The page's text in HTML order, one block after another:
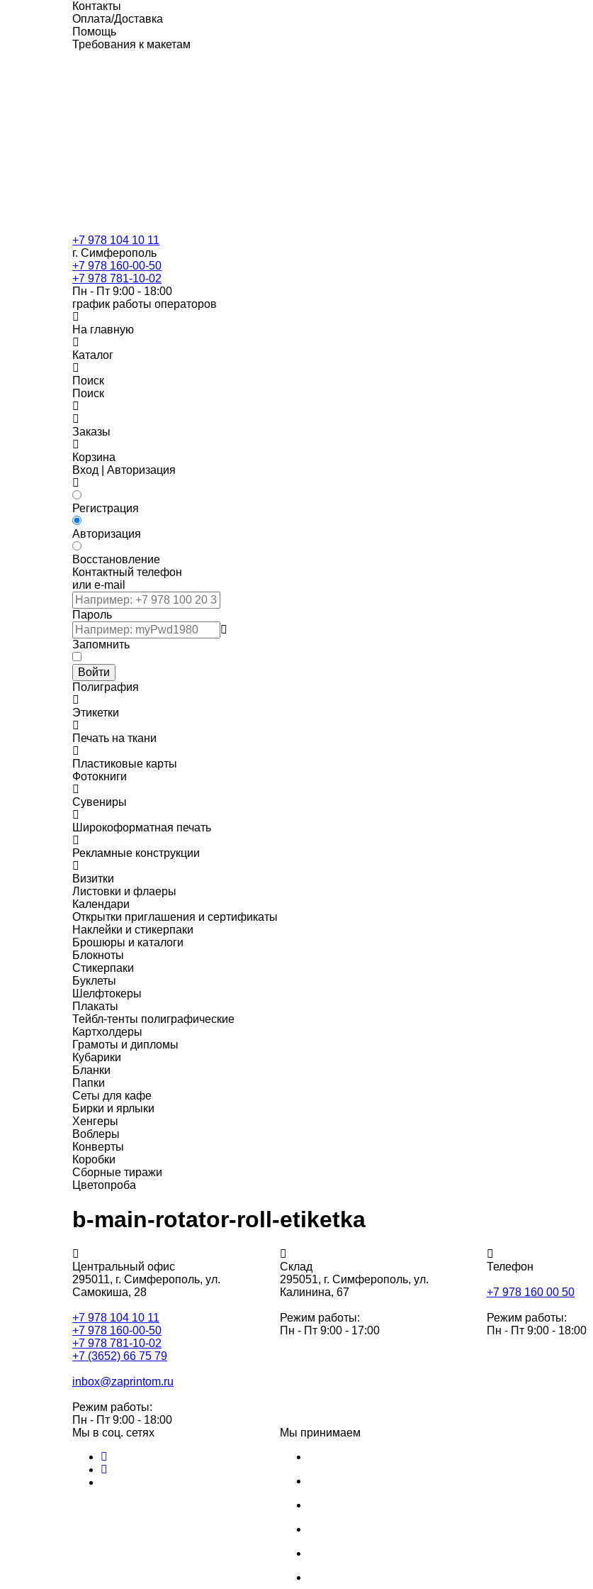
Контакты
Оплата/Доставка
Помощь
Требования к макетам
+7 978 104 10 11
г. Симферополь
+7 978 160-00-50
+7 978 781-10-02
Пн - Пт 9:00 - 18:00
график работы операторов
На главную
Каталог
Поиск
Поиск
Заказы
Корзина
Вход | Авторизация
Регистрация
Авторизация
Восстановление
Контактный телефон
или e-mail
Пароль
Запомнить
Войти
Полиграфия
Этикетки
Печать на ткани
Пластиковые карты
Фотокниги
Сувениры
Широкоформатная печать
Рекламные конструкции
Визитки
Листовки и флаеры
Календари
Открытки приглашения и сертификаты
Наклейки и стикерпаки
Брошюры и каталоги
Блокноты
Стикерпаки
Буклеты
Шелфтокеры
Плакаты
Тейбл-тенты полиграфические
Картхолдеры
Грамоты и дипломы
Кубарики
Бланки
Папки
Сеты для кафе
Бирки и ярлыки
Хенгеры
Воблеры
Конверты
Коробки
Сборные тиражи
Цветопроба
b-main-rotator-roll-etiketka
Центральный офис
295011, г. Симферополь, ул.
Самокиша, 28
+7 978 104 10 11
+7 978 160-00-50
+7 978 781-10-02
+7 (3652) 66 75 79
inbox@zaprintom.ru
Режим работы:
Пн - Пт 9:00 - 18:00
Склад
295051, г. Симферополь, ул.
Калинина, 67
Режим работы:
Пн - Пт 9:00 - 17:00
Телефон
+7 978 160 00 50
Режим работы:
Пн - Пт 9:00 - 18:00
Мы в соц. сетях Мы принимаем